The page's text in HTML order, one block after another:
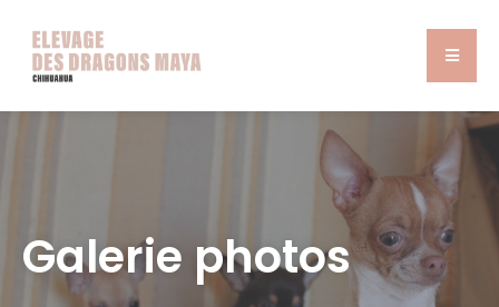
Galerie photos